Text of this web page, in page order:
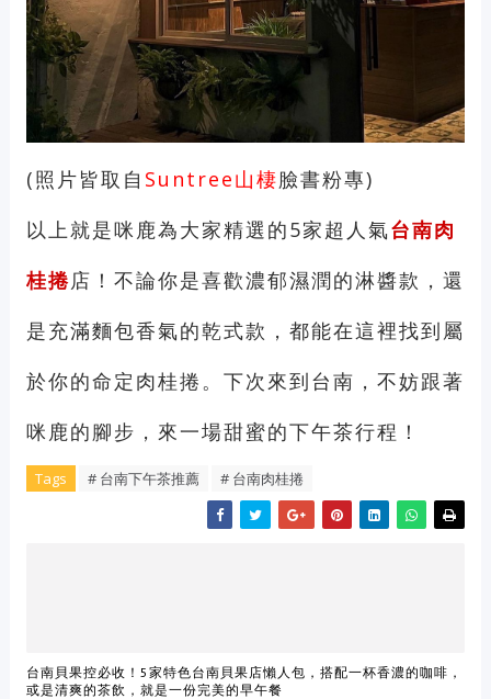
(照片皆取自 Suntree山棲臉書粉專)
以上就是咪鹿為大家精選的5家超人氣台南肉
桂捲店！不論你是喜歡濃郁濕潤的淋醬款，還
是充滿麵包香氣的乾式款，都能在這裡找到屬
於你的命定肉桂捲。下次來到台南，不妨跟著
咪鹿的腳步，來一場甜蜜的下午茶行程！
Tags # 台南下午茶推薦 # 台南肉桂捲
台南貝果控必收！5家特色台南貝果店懶人包，搭配一杯香濃的咖啡，
或是清爽的茶飲，就是一份完美的早午餐